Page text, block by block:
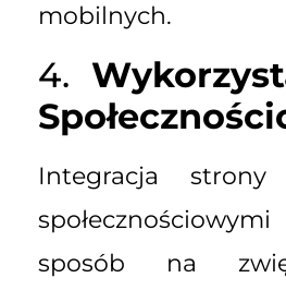
mobilnych.
4.
Integracja
sposób na